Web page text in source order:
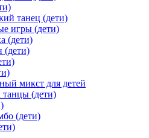
танец (дети)
игры (дети)
(дети)
(дети)
микст для детей
(дети)
(дети)